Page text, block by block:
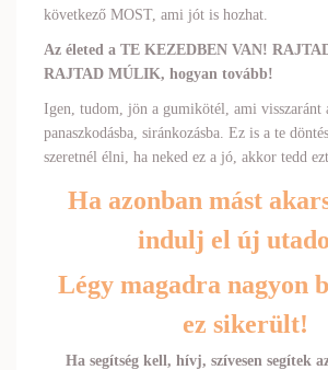
következő MOST, ami jót is hozhat.
Az életed a TE KEZEDBEN VAN!
RAJTAD MÚLIK, hogyan tovább!
Igen, tudom, jön a gumikötél, ami visszaránt
panaszkodásba, siránkozásba. Ez is a te
szeretnél élni, ha neked ez a jó, akkor tedd
Ha azonban mást
indulj el új
Légy magadra nagyon
ez sikerült!
Ha segítség kell, hívj, szívesen segítek